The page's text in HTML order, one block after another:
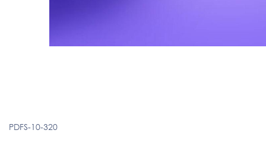
PDFS-10-320